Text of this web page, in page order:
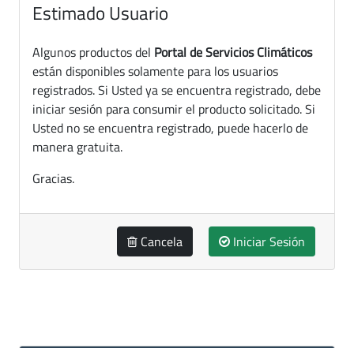
Estimado Usuario
Algunos productos del Portal de Servicios Climáticos
están disponibles solamente para los usuarios
registrados. Si Usted ya se encuentra registrado, debe
iniciar sesión para consumir el producto solicitado. Si
Usted no se encuentra registrado, puede hacerlo de
manera gratuita.
Gracias.
Cancela Iniciar Sesión